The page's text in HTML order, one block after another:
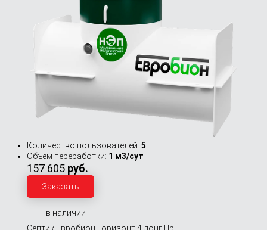
Количество пользователей: 5
Объём переработки: 1 м3/сут
157 605 руб.
Заказать
в наличии